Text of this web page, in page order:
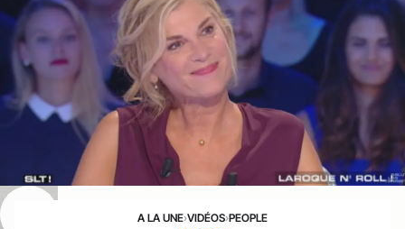
A LA UNE›VIDÉOS›PEOPLE